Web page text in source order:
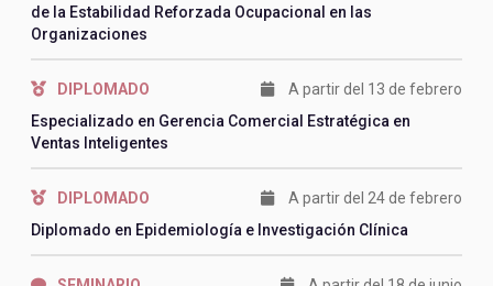
de la Estabilidad Reforzada Ocupacional en las
Organizaciones
DIPLOMADO
A partir del 13 de febrero
Especializado en Gerencia Comercial Estratégica en
Ventas Inteligentes
DIPLOMADO
A partir del 24 de febrero
Diplomado en Epidemiología e Investigación Clínica